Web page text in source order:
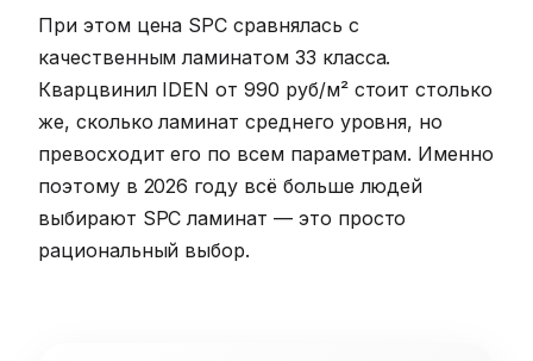
При этом цена SPC сравнялась с
качественным ламинатом 33 класса.
Кварцвинил IDEN от 990 руб/м² стоит столько
же, сколько ламинат среднего уровня, но
превосходит его по всем параметрам. Именно
поэтому в 2026 году всё больше людей
выбирают SPC ламинат — это просто
рациональный выбор.